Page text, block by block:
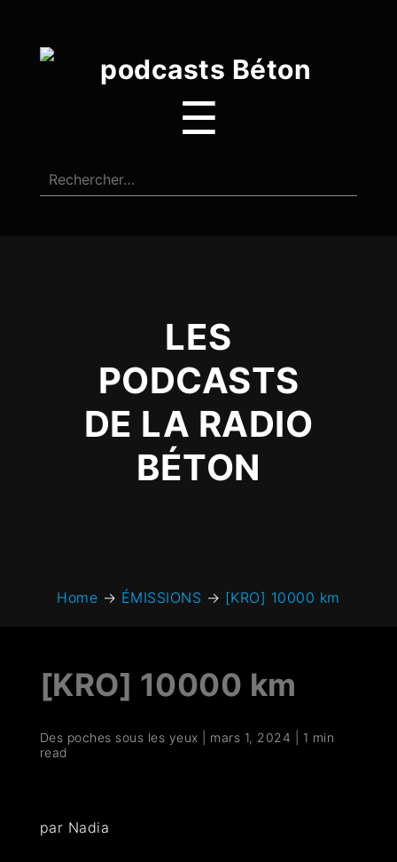
☰
LES
PODCASTS
DE LA RADIO
BÉTON
Home → ÉMISSIONS → [KRO] 10000 km
[KRO] 10000 km
Des poches sous les yeux mars 1, 2024
1 min
read
par Nadia